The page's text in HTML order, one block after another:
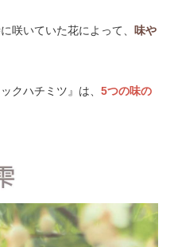
咲いていた花によって、
味や
クハチミツ』は、 5つの味の